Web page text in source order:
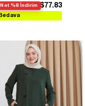
%8 İndirim $77.83